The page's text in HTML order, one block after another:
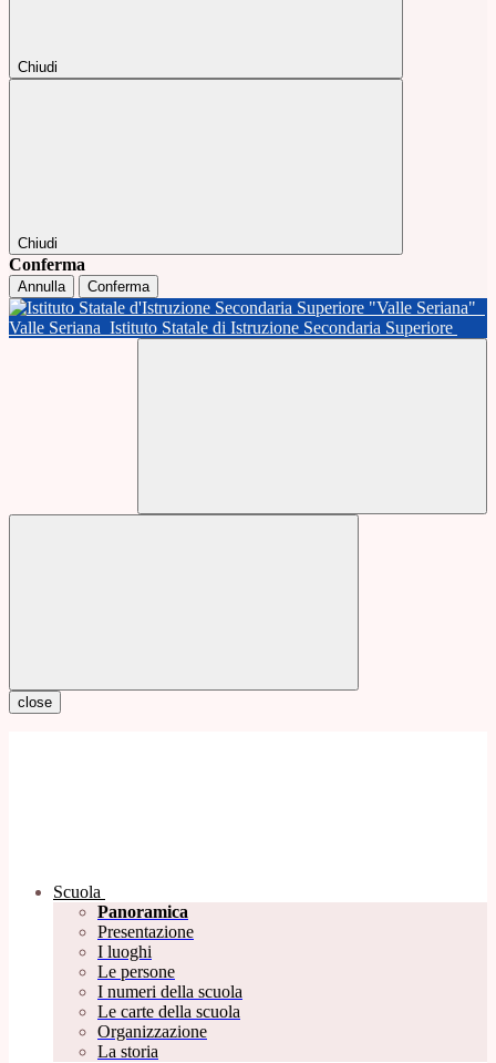
Chiudi
Chiudi
Conferma
Annulla Conferma
Valle Seriana Istituto Statale di Istruzione Secondaria Superiore
close
Scuola
Panoramica
Presentazione
I luoghi
Le persone
I numeri della scuola
Le carte della scuola
Organizzazione
La storia